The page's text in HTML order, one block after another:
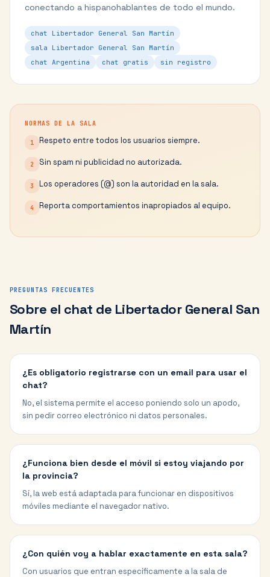
conectando a hispanohablantes de todo el mundo.
chat Libertador General San Martín
sala Libertador General San Martín
chat Argentina
chat gratis sin registro
NORMAS DE LA SALA
1 Respeto entre todos los usuarios siempre.
2 Sin spam ni publicidad no autorizada.
3 Los operadores (@) son la autoridad en la sala.
4 Reporta comportamientos inapropiados al equipo.
PREGUNTAS FRECUENTES
Sobre el chat de Libertador General San
Martín
¿Es obligatorio registrarse con un email para usar el
chat?
No, el sistema permite el acceso poniendo solo un apodo,
sin pedir correo electrónico ni datos personales.
¿Funciona bien desde el móvil si estoy viajando por
la provincia?
Sí, la web está adaptada para funcionar en dispositivos
móviles mediante el navegador nativo.
¿Con quién voy a hablar exactamente en esta sala?
Con usuarios que entran específicamente a la sala de